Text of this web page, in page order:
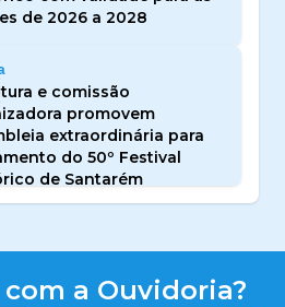
de 2026 a 2028
e comissão
promovem
extraordinária para
do 50º Festival
de Santarém
a Ouvidoria?